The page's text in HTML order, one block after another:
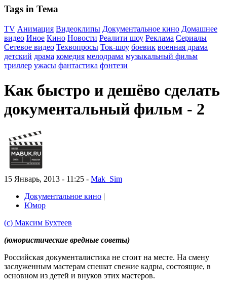
Tags in Тема
TV Анимация Видеоклипы Документальное кино Домашнее
видео Иное Кино Новости Реалити шоу Реклама Сериалы
Сетевое видео Техвопросы Ток-шоу боевик военная драма
детский драма комедия мелодрама музыкальный фильм
триллер ужасы фантастика фэнтези
Как быстро и дешёво сделать
документальный фильм - 2
15 Январь, 2013 - 11:25 - Mak_Sim
Документальное кино |
Юмор
(с) Максим Бухтеев
(юмористические вредные советы)
Российская документалистика не стоит на месте. На смену
заслуженным мастерам спешат свежие кадры, состоящие, в
основном из детей и внуков этих мастеров.